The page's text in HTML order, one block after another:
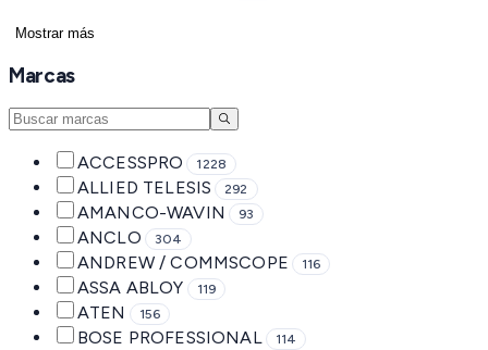
Mostrar más
Marcas
ACCESSPRO 1228
ALLIED TELESIS 292
AMANCO-WAVIN 93
ANCLO 304
ANDREW / COMMSCOPE 116
ASSA ABLOY 119
ATEN 156
BOSE PROFESSIONAL 114